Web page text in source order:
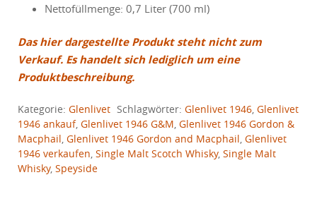
Nettofüllmenge: 0,7 Liter (700 ml)
Das hier dargestellte Produkt steht nicht zum
Verkauf. Es handelt sich lediglich um eine
Produktbeschreibung.
Kategorie: Glenlivet Schlagwörter: Glenlivet 1946, Glenlivet
1946 ankauf, Glenlivet 1946 G&M, Glenlivet 1946 Gordon &
Macphail, Glenlivet 1946 Gordon and Macphail, Glenlivet
1946 verkaufen, Single Malt Scotch Whisky, Single Malt
Whisky, Speyside